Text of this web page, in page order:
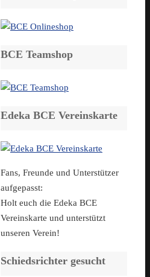
BCE Teamshop
Edeka BCE Vereinskarte
Fans, Freunde und Unterstützer
aufgepasst:
Holt euch die Edeka BCE
Vereinskarte und unterstützt
unseren Verein!
Schiedsrichter gesucht